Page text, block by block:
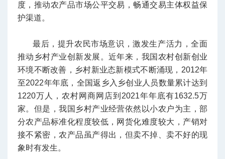
度，推动农产品市场公平交易，畅通交易主体权益保
护渠道。
最后，提升农民市场意识，激发生产活力，全面
推动乡村产业创新发展。近年来，我国农村创新创业
环境不断改善，乡村新业态新模式不断涌现，2012年
至2022年年底，全国返乡入乡创业人员数量累计达到
1220万人，农村网商网店到2021年年底有1632.5万
家。但是，我国乡村产业经营依然以小农户为主，部
分农产品标准化程度较低，网货化难度较大，产销对
接不紧密，农产品虽产得出，但卖不掉、卖不好的现
象时有发生。